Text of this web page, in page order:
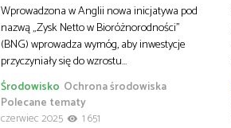
Wprowadzona w Anglii nowa inicjatywa pod
nazwą „Zysk Netto w Bioróżnorodności”
(BNG) wprowadza wymóg, aby inwestycje
przyczyniały się do wzrostu…
Ochrona środowiska
Polecane tematy
Środowisko
czerwiec 2025
1 651